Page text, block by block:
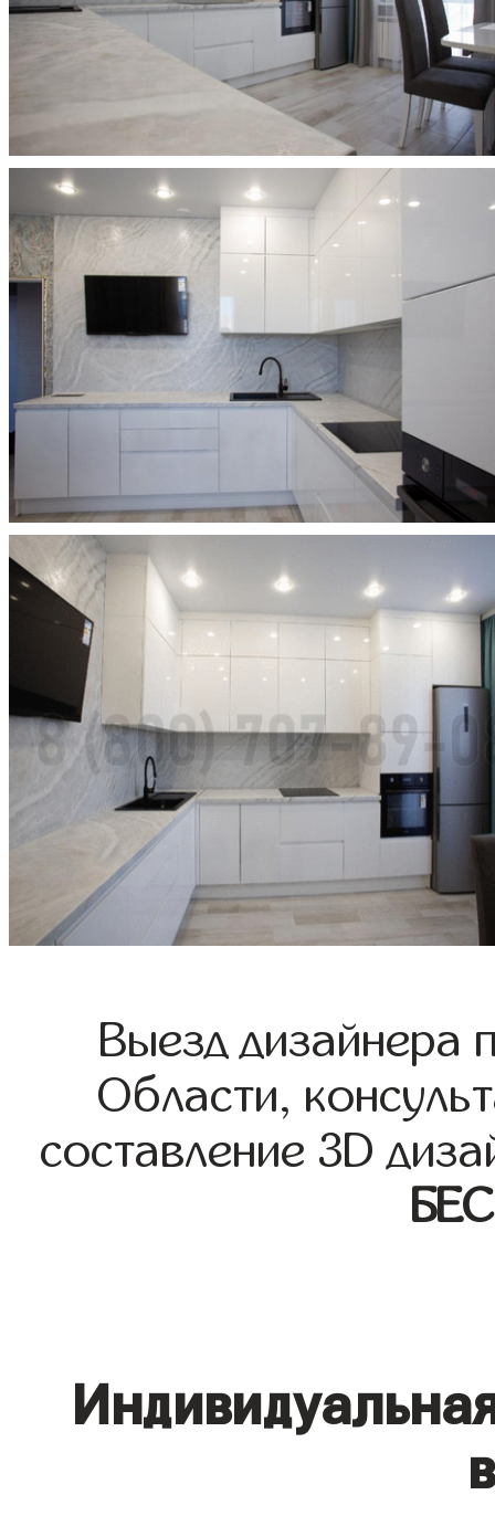
Выезд дизайнера
Области,
составление 3D